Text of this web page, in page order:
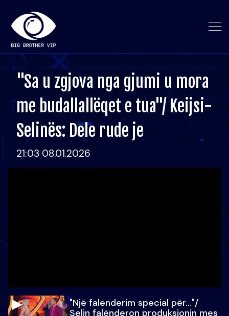
"Sa u zgjova nga gjumi u mora
me budallallëqet e tua"/ Keijsi-
Selinës: Dele rude je
21:03 08.01.2026
"Një falenderim special për…"/
Selin falënderon produksionin mes